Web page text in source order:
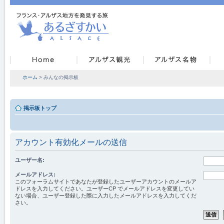
ホーム > みんなの掲示板
掲示板トップ
アカウント有効化メールの送信
ユーザー名:
メールアドレス:
このフォーラムサイトであなたが登録したユーザーアカウントのメールア
ドレスを入力してください。ユーザーCP でメールアドレスを変更してい
ない場合、ユーザー登録した際に入力したメールアドレスを入力してくだ
さい。